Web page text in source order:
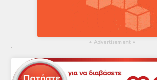
▴ Advertisement ▴